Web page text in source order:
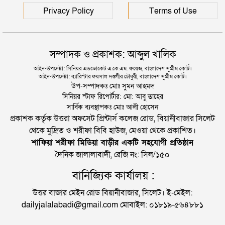
Privacy Policy Terms of Use
সম্পাদক ও প্রকাশক: আব্দুল খালিক
আইন-উপদেষ্টা: সিনিয়র এডভোকেট এ.কে.এম. ফয়েজ, বাংলাদেশ সুপ্রীম কোর্ট।
আইন-উপদেষ্টা: ব্যারিস্টার ফয়সাল দস্তগীর চৌধুরী, বাংলাদেশ সুপ্রীম কোর্ট।
উপ-সম্পাদকঃ মোঃ সুমন আহমদ
সিনিয়র স্টাফ রিপোর্টার: মো: আবু তাহের
সার্বিক ব্যবস্থাপকঃ মোঃ আলী হোসেন
প্রকাশক কর্তৃক উত্তরা অফসেট প্রিন্টার্স কলেজ রোড, বিয়ানীবাজার সিলেট
থেকে মুদ্রিত ও শরীফা বিবি হাউজ, মেওয়া থেকে প্রকাশিত।
শাফিয়া শরীফা মিডিয়া বাড়ীর একটি সহযোগী প্রতিষ্ঠান
দৈনিক জালালাবাদী, রেজি নং: সিল/১৫০
বানিজ্যিক কার্যালয় :
উত্তর বাজার মেইন রোড বিয়ানীবাজার, সিলেট। ই-মেইল:
dailyjalalabadi@gmail.com মোবাইল: ০১৮১৯-৫৬৪৮৮১